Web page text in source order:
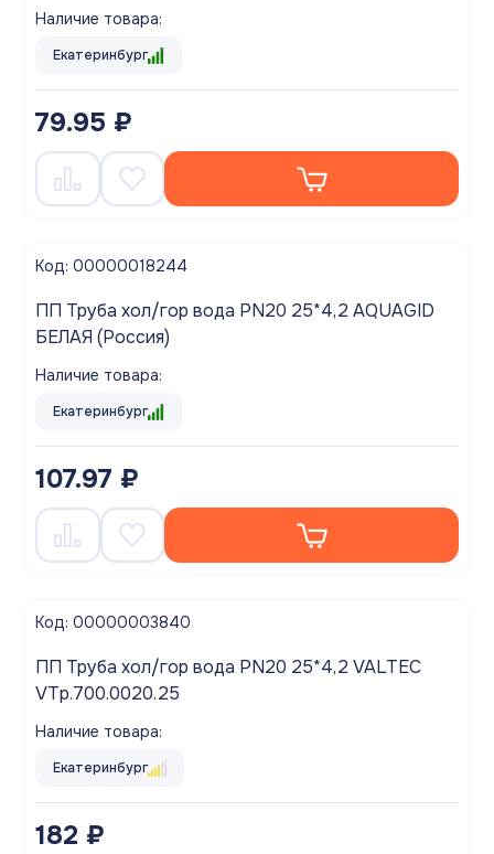
Наличие товара:
Екатеринбург
79.95 ₽
Код: 00000018244
ПП Труба хол/гор вода PN20 25*4,2 AQUAGID
БЕЛАЯ (Россия)
Наличие товара:
Екатеринбург
107.97 ₽
Код: 00000003840
ПП Труба хол/гор вода PN20 25*4,2 VALTEC
VTp.700.0020.25
Наличие товара:
Екатеринбург
182 ₽